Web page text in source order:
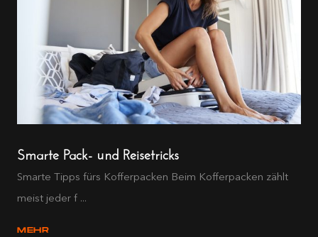
Smarte Pack- und Reisetricks
Smarte Tipps fürs Kofferpacken Beim Kofferpacken zählt
meist jeder f ...
MEHR